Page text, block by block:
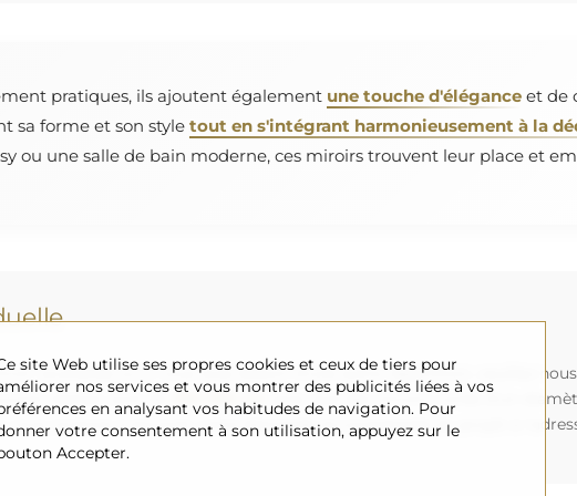
pratiques, ils ajoutent également une touche d'éléganceet de
sa forme et son style tout en s'intégrant harmonieusement à la
ou une salle de bain moderne, ces miroirs trouvent leur place et
souhaitée ou si vous avez besoin d'une autre répartition, veuillez
réaliser sont de
200×300 cm ainsi que des miroirs ronds d'un
invitons à envoyer votre demande accompagnée du projet à
site Web utilise ses propres cookies et ceux de tiers pour
nos services et vous montrer des publicités liées à vos
en analysant vos habitudes de navigation. Pour
votre consentement à son utilisation, appuyez sur le
Accepter.